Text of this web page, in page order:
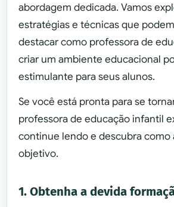
abordagem dedicada. Vamos
estratégias e técnicas que
destacar como professora de
criar um ambiente educacional
estimulante para seus alunos.
Se você está pronta para se
professora de educação infantil
continue lendo e descubra como
objetivo.
1. Obtenha a devida